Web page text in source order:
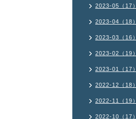
2023-05（17）
2023-04（18）
2023-03（16）
2023-02（19）
2023-01（17）
2022-12（18）
2022-11（19）
2022-10（17）